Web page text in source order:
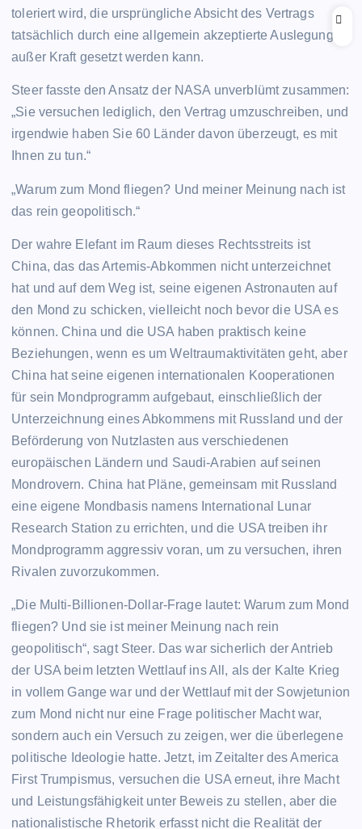
toleriert wird, die ursprüngliche Absicht des Vertrags
tatsächlich durch eine allgemein akzeptierte Auslegung
außer Kraft gesetzt werden kann.
Steer fasste den Ansatz der NASA unverblümt zusammen:
„Sie versuchen lediglich, den Vertrag umzuschreiben, und
irgendwie haben Sie 60 Länder davon überzeugt, es mit
Ihnen zu tun.“
„Warum zum Mond fliegen? Und meiner Meinung nach ist
das rein geopolitisch.“
Der wahre Elefant im Raum dieses Rechtsstreits ist
China, das das Artemis-Abkommen nicht unterzeichnet
hat und auf dem Weg ist, seine eigenen Astronauten auf
den Mond zu schicken, vielleicht noch bevor die USA es
können. China und die USA haben praktisch keine
Beziehungen, wenn es um Weltraumaktivitäten geht, aber
China hat seine eigenen internationalen Kooperationen
für sein Mondprogramm aufgebaut, einschließlich der
Unterzeichnung eines Abkommens mit Russland und der
Beförderung von Nutzlasten aus verschiedenen
europäischen Ländern und Saudi-Arabien auf seinen
Mondrovern. China hat Pläne, gemeinsam mit Russland
eine eigene Mondbasis namens International Lunar
Research Station zu errichten, und die USA treiben ihr
Mondprogramm aggressiv voran, um zu versuchen, ihren
Rivalen zuvorzukommen.
„Die Multi-Billionen-Dollar-Frage lautet: Warum zum Mond
fliegen? Und sie ist meiner Meinung nach rein
geopolitisch“, sagt Steer. Das war sicherlich der Antrieb
der USA beim letzten Wettlauf ins All, als der Kalte Krieg
in vollem Gange war und der Wettlauf mit der Sowjetunion
zum Mond nicht nur eine Frage politischer Macht war,
sondern auch ein Versuch zu zeigen, wer die überlegene
politische Ideologie hatte. Jetzt, im Zeitalter des America
First Trumpismus, versuchen die USA erneut, ihre Macht
und Leistungsfähigkeit unter Beweis zu stellen, aber die
nationalistische Rhetorik erfasst nicht die Realität der